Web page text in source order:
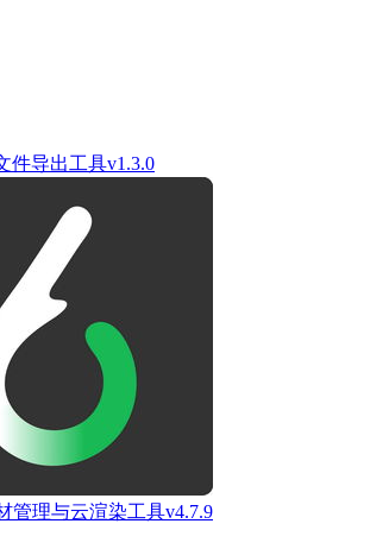
件导出工具v1.3.0
管理与云渲染工具v4.7.9